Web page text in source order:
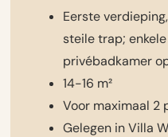
Eerste
steile trap;
privébadkamer
14-16 m²
Voor maximaal 2
Gelegen in Villa